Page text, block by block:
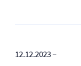
12.12.2023 –